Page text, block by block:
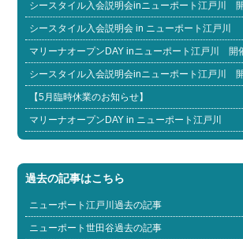
シースタイル入会説明会inニューポート江戸川
シースタイル入会説明会 in ニューポート江戸川
マリーナオープンDAY inニューポート江戸川 開
シースタイル入会説明会inニューポート江戸川
【5月臨時休業のお知らせ】
マリーナオープンDAY in ニューポート江戸川
過去の記事はこちら
ニューポート江戸川過去の記事
ニューポート世田谷過去の記事